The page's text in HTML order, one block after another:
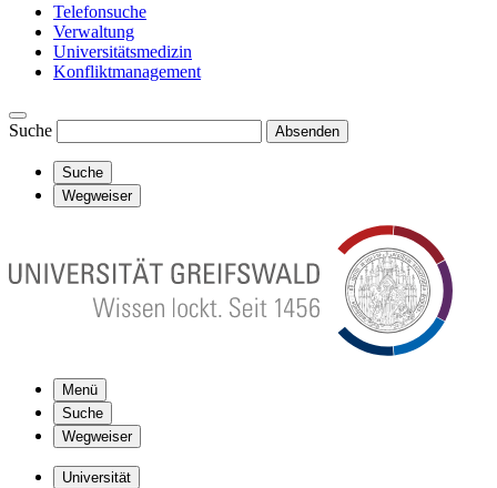
Telefonsuche
Verwaltung
Universitätsmedizin
Konfliktmanagement
Suche Absenden
Suche
Wegweiser
Menü
Suche
Wegweiser
Universität